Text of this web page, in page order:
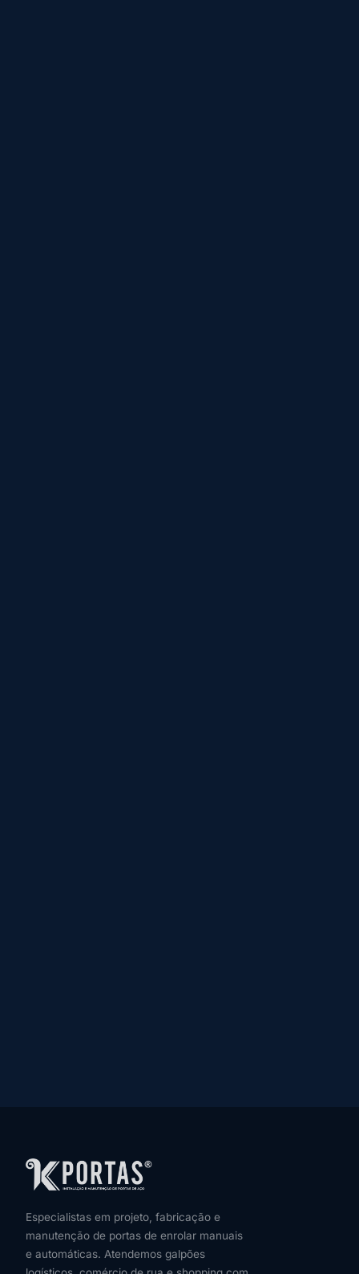
Especialistas em projeto, fabricação e
manutenção de portas de enrolar manuais
e automáticas. Atendemos galpões